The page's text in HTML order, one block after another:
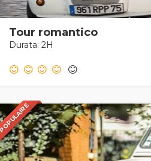
Tour romantico
Durata: 2H
POPULAR